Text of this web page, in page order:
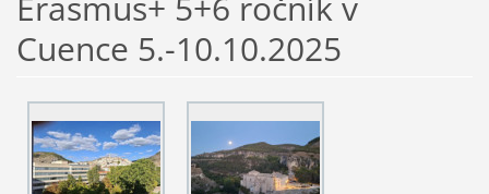
Cuence 5.-10.10.2025